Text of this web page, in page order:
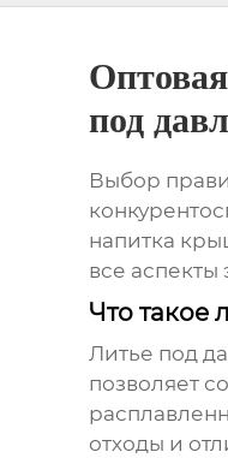
под
Выбор
напитка
все аспекты
Что такое
Литье под
позволяет
отходы и